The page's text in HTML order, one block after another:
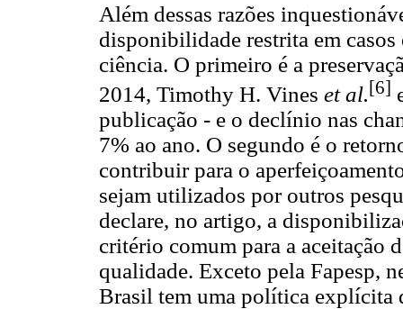
Além dessas razões
disponibilidade restrita em
ciência. O primeiro é a
2014, Timothy H. Vines et al.[6]
publicação - e o declínio nas
7% ao ano. O segundo é o
contribuir para o
sejam utilizados por outros
declare, no artigo, a
critério comum para a aceitação
qualidade. Exceto pela Fapesp,
Brasil tem uma política explícita